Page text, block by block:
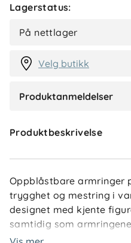
Lagerstatus:
På nettlager
Velg butikk
Produktanmeldelser
D
Produktbeskrivelse
Oppblåstbare armringer
trygghet og mestring i
designet med kjente
samtidig som
beveger seg i bassenget